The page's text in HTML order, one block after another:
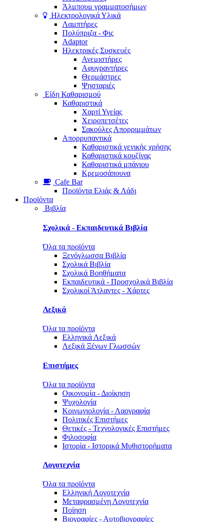
Άλμπουμ γραμματοσήμων
Ηλεκτρολογικά Υλικά
Λαμπτήρες
Πολύπριζα - Φις
Adaptor
Ηλεκτρικές Συσκευές
Ανεμιστήρες
Αφυγραντήρες
Θερμάστρες
Ψησταριές
Είδη Καθαρισμού
Καθαριστικά
Χαρτί Υγείας
Χειροπετσέτες
Σακούλες Απορριμμάτων
Απορρυπαντικά
Καθαριστικά γενικής χρήσης
Καθαριστικά κουζίνας
Καθαριστικά μπάνιου
Κρεμοσάπουνα
Cafe Bar
Προϊόντα Ελιάς & Λάδι
Προϊόντα
Βιβλία
Σχολικά - Εκπαιδευτικά Βιβλία
Όλα τα προϊόντα
Ξενόγλωσσα Βιβλία
Σχολικά Βιβλία
Σχολικά Βοηθήματα
Εκπαιδευτικά - Προσχολικά Βιβλία
Σχολικοί Άτλαντες - Χάρτες
Λεξικά
Όλα τα προϊόντα
Ελληνικά Λεξικά
Λεξικά Ξένων Γλωσσών
Επιστήμες
Όλα τα προϊόντα
Οικονομία - Διοίκηση
Ψυχολογία
Κοινωνιολογία - Λαογραφία
Πολιτικές Eπιστήμες
Θετικές - Τεχνολογικές Επιστήμες
Φιλοσοφία
Ιστορία - Ιστορικά Μυθιστορήματα
Λογοτεχνία
Όλα τα προϊόντα
Ελληνική Λογοτεχνία
Μεταφρασμένη Λογοτεχνία
Ποίηση
Βιογραφίες - Αυτοβιογραφίες